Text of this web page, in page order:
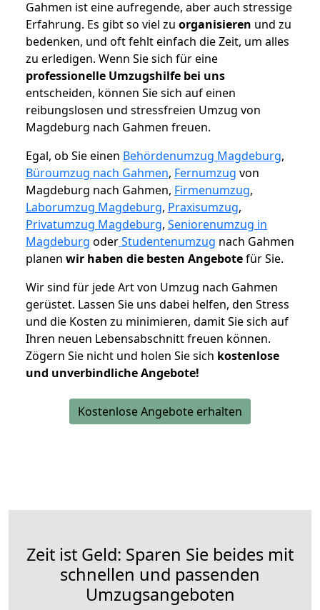
Gahmen ist eine aufregende, aber auch stressige
Erfahrung. Es gibt so viel zu organisieren und zu
bedenken, und oft fehlt einfach die Zeit, um alles
zu erledigen. Wenn Sie sich für eine
professionelle Umzugshilfe bei uns
entscheiden, können Sie sich auf einen
reibungslosen und stressfreien Umzug von
Magdeburg nach Gahmen freuen.
Egal, ob Sie einen Behördenumzug Magdeburg,
Büroumzug nach Gahmen, Fernumzug von
Magdeburg nach Gahmen, Firmenumzug,
Laborumzug Magdeburg, Praxisumzug,
Privatumzug Magdeburg, Seniorenumzug in
Magdeburg oderStudentenumzug nach Gahmen
planen wir haben die besten Angebotefür Sie.
Wir sind für jede Art von Umzug nach Gahmen
gerüstet. Lassen Sie uns dabei helfen, den Stress
und die Kosten zu minimieren, damit Sie sich auf
Ihren neuen Lebensabschnitt freuen können.
Zögern Sie nicht und holen Sie sich kostenlose
und unverbindliche Angebote!
Kostenlose Angebote erhalten
Zeit ist Geld: Sparen Sie beides mit
schnellen und passenden
Umzugsangeboten